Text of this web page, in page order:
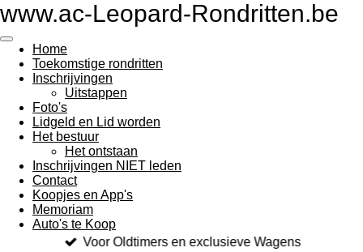
Ga
naar
hoofdinhoud
www.ac-Leopard-Rondritten.be
Home
Toekomstige rondritten
Inschrijvingen
Uitstappen
Foto's
Lidgeld en Lid worden
Het bestuur
Het ontstaan
Inschrijvingen NIET leden
Contact
Koopjes en App's
Memoriam
Auto's te Koop
Voor Oldtimers en exclusieve Wagens